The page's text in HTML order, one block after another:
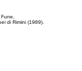
di Rimini (1989).